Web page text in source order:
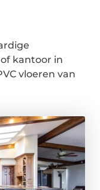
kantoor in
vloeren van